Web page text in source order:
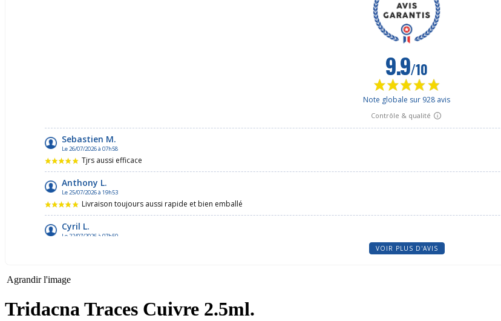
VOIR PLUS D'AVIS
Agrandir l'image
Tridacna Traces Cuivre 2.5ml.